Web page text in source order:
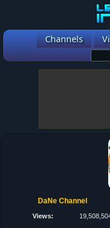
Channels
DaNe Channel
Views: